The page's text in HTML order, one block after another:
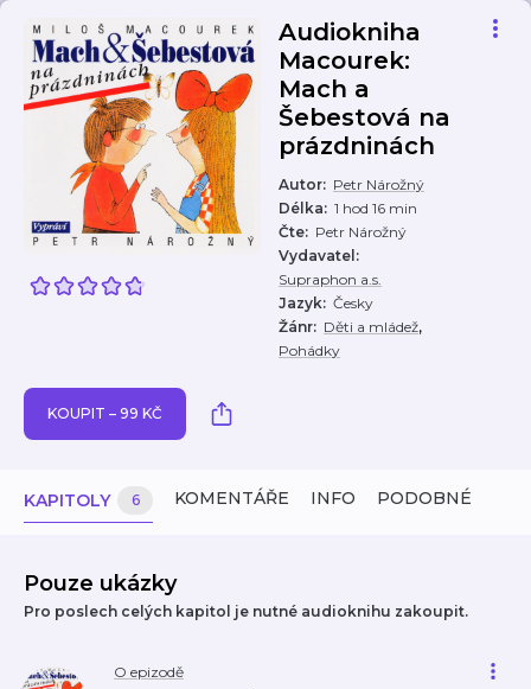
Audiokniha
Macourek:
Mach a
Šebestová na
prázdninách
Autor: Petr Nárožný
Délka: 1 hod 16 min
Čte: Petr Nárožný
Vydavatel :
Supraphon a.s.
Jazyk: Česky
Žánr: Děti a mládež,
Pohádky
KOUPIT – 99 KČ
KAPITOLY 6 KOMENTÁŘE INFO PODOBNÉ
Pouze ukázky
Pro poslech celých kapitol je nutné audioknihu zakoupit.
O epizodě